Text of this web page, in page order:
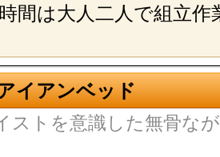
間は大人二人で組立作
イアンベッド
ストを意識した無骨な